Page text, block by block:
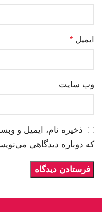
ایمیل *
وب‌ سایت
ذخیره نام، ایمیل و
که دوباره دیدگاهی